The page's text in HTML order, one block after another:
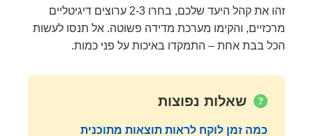
זהו את קהל היעד שלכם, בחרו 2-3 ערוצים דיגיטליים
מרכזיים, והקימו מערכת מדידה פשוטה. אל תנסו לעשות
הכל בבת אחת – התמקדו באיכות על פני כמות.
שאלות נפוצות
כמה זמן לוקח לראות תוצאות מתוכנית